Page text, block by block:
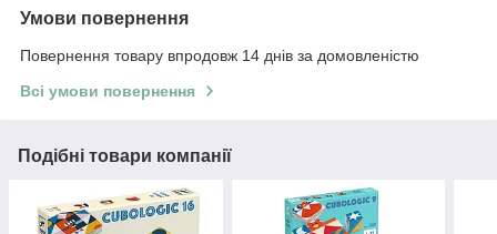
Умови повернення
Повернення товару впродовж 14 днів за домовленістю
Всі умови повернення
Подібні товари компанії